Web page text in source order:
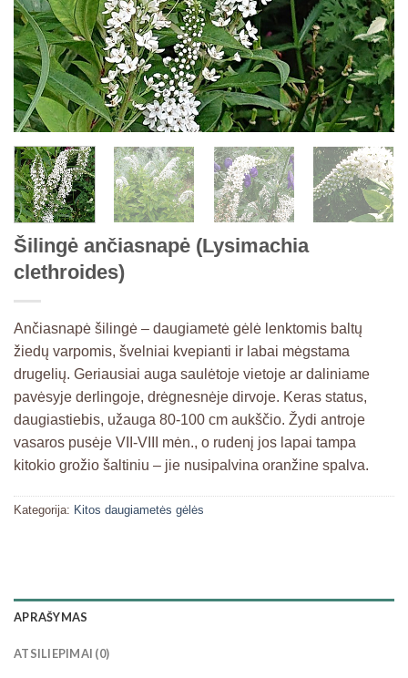
Šilingė ančiasnapė (Lysimachia
clethroides)
Ančiasnapė šilingė – daugiametė gėlė lenktomis baltų
žiedų varpomis, švelniai kvepianti ir labai mėgstama
drugelių. Geriausiai auga saulėtoje vietoje ar daliniame
pavėsyje derlingoje, drėgnesnėje dirvoje. Keras status,
daugiastiebis, užauga 80-100 cm aukščio. Žydi antroje
vasaros pusėje VII-VIII mėn., o rudenį jos lapai tampa
kitokio grožio šaltiniu – jie nusipalvina oranžine spalva.
Kategorija: Kitos daugiametės gėlės
APRAŠYMAS
ATSILIEPIMAI (0)